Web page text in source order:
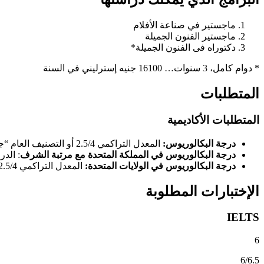
ماجستير في صناعة الأفلام
ماجستير الفنون الجميلة
دكتوراه فى الفنون الجميلة*
* دوام كامل، 3 سنوات… 16100 جنيه إسترليني في السنة
المتطلبات
المتطلبات الأكاديمية
درجة البكالوريوس: المعدل التراكمي 2.5/4 أو التصنيف العام “جيد” أو أعلى
درجة البكالوريوس في المملكة المتحدة مع مرتبة الشرف:
درجة البكالوريوس في الولايات المتحدة: المعدل التراكمي 2.5/4
الإختبارات المطلوبة
IELTS
6
6/6.5